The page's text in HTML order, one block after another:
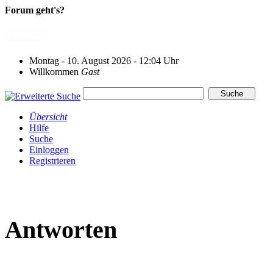
Forum geht's?
Montag - 10. August 2026 - 12:04 Uhr
Willkommen Gast
Übersicht
Hilfe
Suche
Einloggen
Registrieren
Antworten